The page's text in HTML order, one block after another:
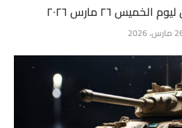
٢٦ مارس ٢٠٢٦
2026